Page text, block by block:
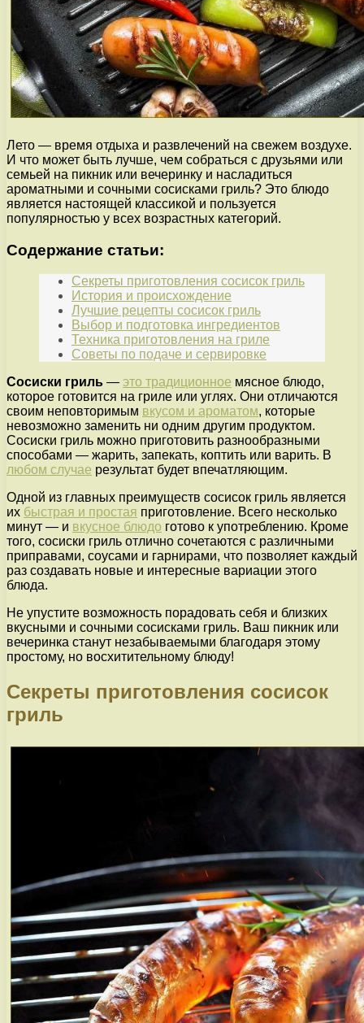
Лето — время отдыха и развлечений на свежем воздухе.
И что может быть лучше, чем собраться с друзьями или
семьей на пикник или вечеринку и насладиться
ароматными и сочными сосисками гриль? Это блюдо
является настоящей классикой и пользуется
популярностью у всех возрастных категорий.
Содержание статьи:
Секреты приготовления сосисок гриль
История и происхождение
Лучшие рецепты сосисок гриль
Выбор и подготовка ингредиентов
Техника приготовления на гриле
Советы по подаче и сервировке
Сосиски гриль — это традиционное мясное блюдо,
которое готовится на гриле или углях. Они отличаются
своим неповторимым вкусом и ароматом, которые
невозможно заменить ни одним другим продуктом.
Сосиски гриль можно приготовить разнообразными
способами — жарить, запекать, коптить или варить. В
любом случае результат будет впечатляющим.
Одной из главных преимуществ сосисок гриль является
их быстрая и простая приготовление. Всего несколько
минут — и вкусное блюдо готово к употреблению. Кроме
того, сосиски гриль отлично сочетаются с различными
приправами, соусами и гарнирами, что позволяет каждый
раз создавать новые и интересные вариации этого
блюда.
Не упустите возможность порадовать себя и близких
вкусными и сочными сосисками гриль. Ваш пикник или
вечеринка станут незабываемыми благодаря этому
простому, но восхитительному блюду!
Секреты приготовления сосисок
гриль